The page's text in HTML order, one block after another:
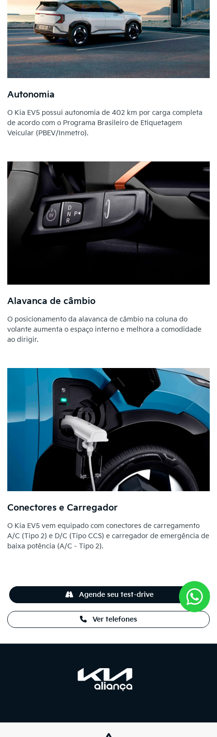
Autonomia
O Kia EV5 possui autonomia de 402 km por carga completa
de acordo com o Programa Brasileiro de Etiquetagem
Veicular (PBEV/Inmetro).
Alavanca de câmbio
O posicionamento da alavanca de câmbio na coluna do
volante aumenta o espaço interno e melhora a comodidade
ao dirigir.
Conectores e Carregador
O Kia EV5 vem equipado com conectores de carregamento
A/C (Tipo 2) e D/C (Tipo CCS) e carregador de emergência de
baixa potência (A/C - Tipo 2).
Ver telefones
Agende seu test-drive